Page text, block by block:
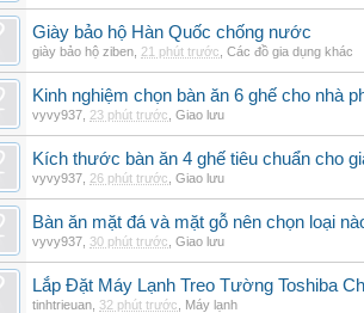
Giày bảo hộ Hàn Quốc chống nước
giày bảo hộ ziben 21 phút trước Các đồ gia dụng khác
Kinh nghiệm chọn bàn ăn 6 ghế cho nhà
vyvy937 23 phút trước Giao lưu
Kích thước bàn ăn 4 ghế tiêu chuẩn cho
vyvy937 26 phút trước Giao lưu
Bàn ăn mặt đá và mặt gỗ nên chọn loại
vyvy937 30 phút trước Giao lưu
Lắp Đặt Máy Lạnh Treo Tường Toshiba
tinhtrieuan 32 phút trước Máy lạnh